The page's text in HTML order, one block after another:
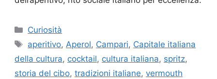
Categorie
Curiosità
Tag
aperitivo, Aperol, Campari, Capitale italiana
della cultura, cocktail, cultura italiana, spritz,
storia del cibo, tradizioni italiane, vermouth